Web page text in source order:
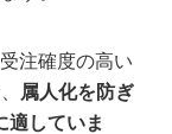
注確度の高い
属人化を防ぎ
適していま